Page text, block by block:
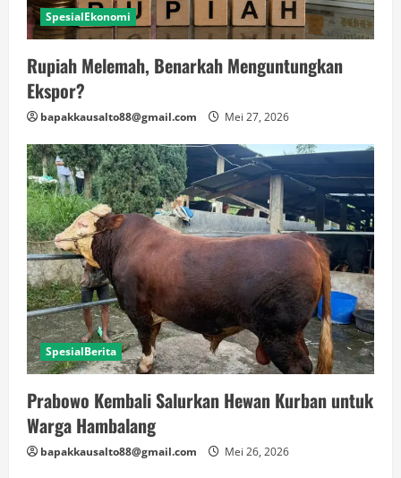
SpesialEkonomi
Rupiah Melemah, Benarkah Menguntungkan
Ekspor?
bapakkausalto88@gmail.com Mei 27, 2026
SpesialBerita
Prabowo Kembali Salurkan Hewan Kurban untuk
Warga Hambalang
bapakkausalto88@gmail.com Mei 26, 2026